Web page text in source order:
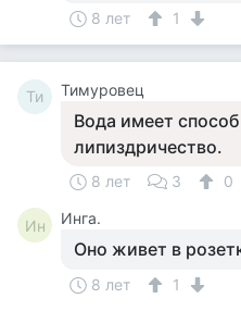
8 лет 1
Ти Тимуровец
Вода имеет
липиздричество.
8 лет 3 0
Ин Инга.
Оно живет в
8 лет 1